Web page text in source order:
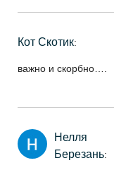
Кот Скотик:
важно и скорбно….
Нелля
Березань: